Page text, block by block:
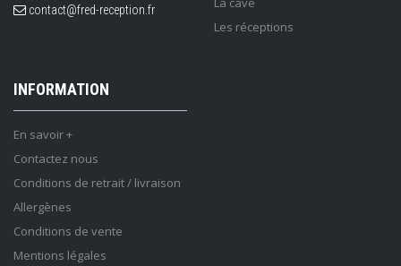
contact@fred-reception.fr
Les réceptions
INFORMATION
En savoir +
Contactez nous
Conditions de retrait / livraison
Allergènes
Conditions de vente
Mentions légales